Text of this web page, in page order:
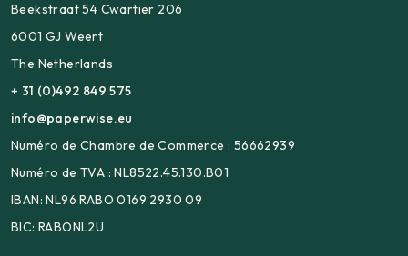
Beekstraat 54 Cwartier 206
6001 GJ Weert
The Netherlands
+ 31 (0)492 849 575
info@paperwise.eu
Numéro de Chambre de Commerce : 56662939
Numéro de TVA : NL8522.45.130.B01
IBAN: NL96 RABO 0169 2930 09
BIC: RABONL2U